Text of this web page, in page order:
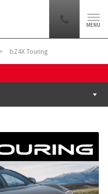
MENU
bZ4X Touring